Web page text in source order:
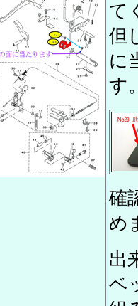
て
但
に
す
確
め
出
ベ